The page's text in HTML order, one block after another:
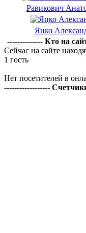
Равикович
Яцко
-------------- Кто на
Сейчас на сайте
1 гость
Нет посетителей в
------------------